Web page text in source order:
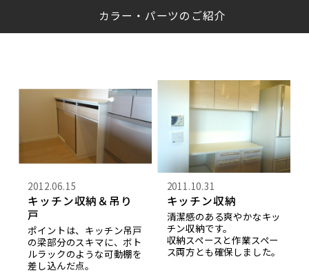
カラー・パーツのご紹介
2012.06.15
キッチン収納＆吊り
戸
ポイントは、キッチン吊戸
の梁部分のスキマに、ボト
ルラックのような可動棚を
差し込んだ点。
2011.10.31
キッチン収納
清潔感のある爽やかなキッ
チン収納です。
収納スペースと作業スペー
ス両方とも確保しました。